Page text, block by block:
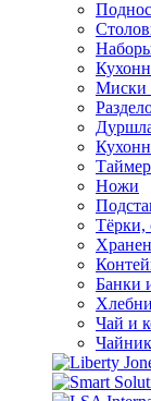
Миски
Ножи
Тёрки,
Банки
Чай и